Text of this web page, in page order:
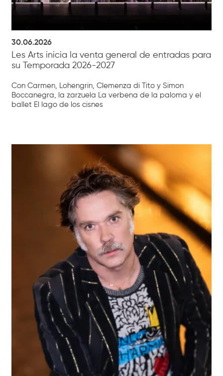
30.06.2026
Les Arts inicia la venta general de entradas para
su Temporada 2026-2027
Con Carmen, Lohengrin, Clemenza di Tito y Simon
Boccanegra, la zarzuela La verbena de la paloma y el
ballet El lago de los cisnes